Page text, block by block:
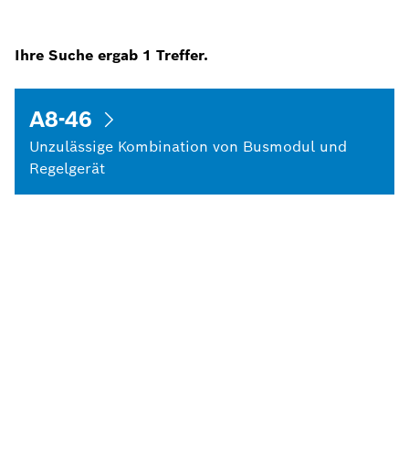
Ihre Suche ergab 1 Treffer.
A8-46
Unzulässige Kombination von Busmodul und
Regelgerät